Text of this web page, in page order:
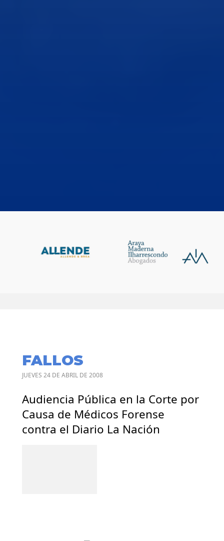
FALLOS
JUEVES 24 DE ABRIL DE 2008
Audiencia Pública en la Corte por
Causa de Médicos Forense
contra el Diario La Nación